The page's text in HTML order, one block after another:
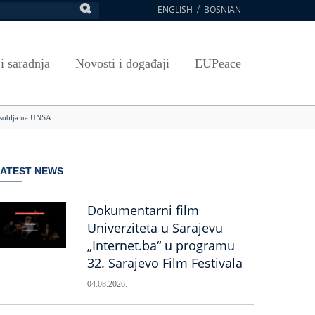
ENGLISH BOSNIAN
UNSA
Plan javnih nabavki
Javne nabavke organizacionih jedinica
TRAIN
učenja
E-Prijava za ispite
saradnja
Umjetnost, kultura i sport
Publikacije
Novosti i događaji EUPeace
na UNSA
NEWS
Dokumentarni film
Univerziteta u Sarajevu
„Internet.ba“ u programu
32. Sarajevo Film Festivala
04.08.2026.